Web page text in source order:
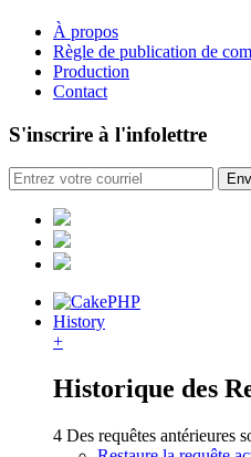
À propos
Règle de publication de
Production
Contact
S'inscrire à l'infolettre
History
+
Historique des
4 Des requêtes antérieures